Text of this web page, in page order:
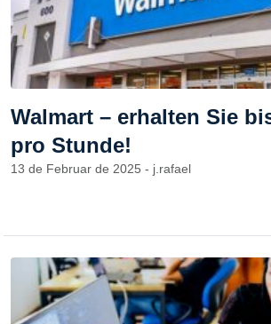
Walmart – erhalten Sie
pro Stunde!
13 de Februar de 2025 - j.rafael